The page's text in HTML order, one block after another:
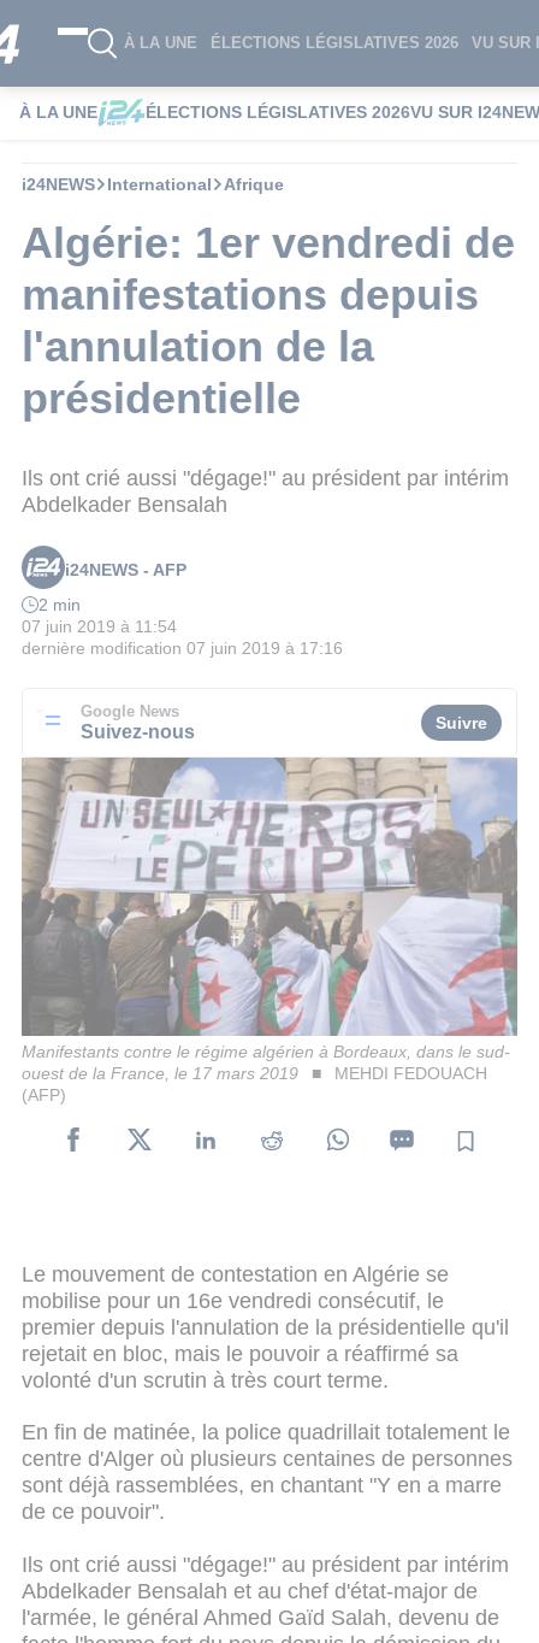
À LA UNE ÉLECTIONS LÉGISLATIVES 2026 VU SUR
À LA UNE ÉLECTIONS LÉGISLATIVES 2026VU SUR
i24NEWS International Afrique
Algérie: 1er vendredi de
manifestations depuis
l'annulation de la
présidentielle
Ils ont crié aussi "dégage!" au président par intérim
Abdelkader Bensalah
i24NEWS - AFP
2 min
07 juin 2019 à 11:54
dernière modification 07 juin 2019 à 17:16
Google News
Suivez-nous Suivre
Manifestants contre le régime algérien à Bordeaux, dans le sud-
ouest de la France, le 17 mars 2019
MEHDI FEDOUACH
(AFP)
Le mouvement de contestation en Algérie se
mobilise pour un 16e vendredi consécutif, le
premier depuis l'annulation de la présidentielle qu'il
rejetait en bloc, mais le pouvoir a réaffirmé sa
volonté d'un scrutin à très court terme.
En fin de matinée, la police quadrillait totalement le
centre d'Alger où plusieurs centaines de personnes
sont déjà rassemblées, en chantant "Y en a marre
de ce pouvoir".
Ils ont crié aussi "dégage!" au président par intérim
Abdelkader Bensalah et au chef d'état-major de
l'armée, le général Ahmed Gaïd Salah, devenu de